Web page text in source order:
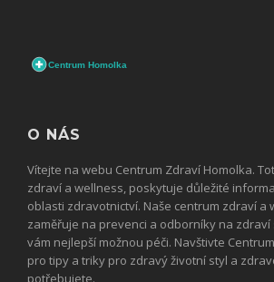
O NÁS
Vítejte na webu Centrum Zdraví Homolka.
zdraví a wellness, poskytuje důležité
oblasti zdravotnictví. Naše centrum zdraví a
zaměřuje na prevenci a odborníky na
vám nejlepší možnou péči. Navštivte
pro tipy a triky pro zdravý životní styl a
potřebujete.